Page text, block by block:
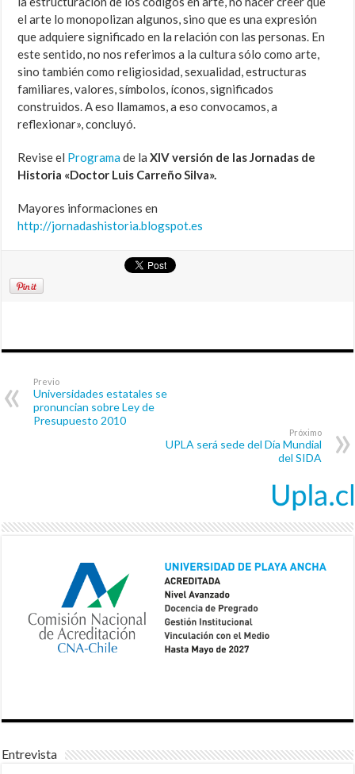
el arte lo monopolizan algunos, sino que es una expresión
que adquiere significado en la relación con las personas. En
este sentido, no nos referimos a la cultura sólo como arte,
sino también como religiosidad, sexualidad, estructuras
familiares, valores, símbolos, íconos, significados
construidos. A eso llamamos, a eso convocamos, a
reflexionar», concluyó.
Revise el Programade laXIV versión de las Jornadas de
Historia «Doctor Luis Carreño Silva».
Mayores informaciones en
http://jornadashistoria.blogspot.es
Previo
Universidades estatales se
pronuncian sobre Ley de
Presupuesto 2010
Próximo
UPLA será sede del Día Mundial
del SIDA
Entrevista